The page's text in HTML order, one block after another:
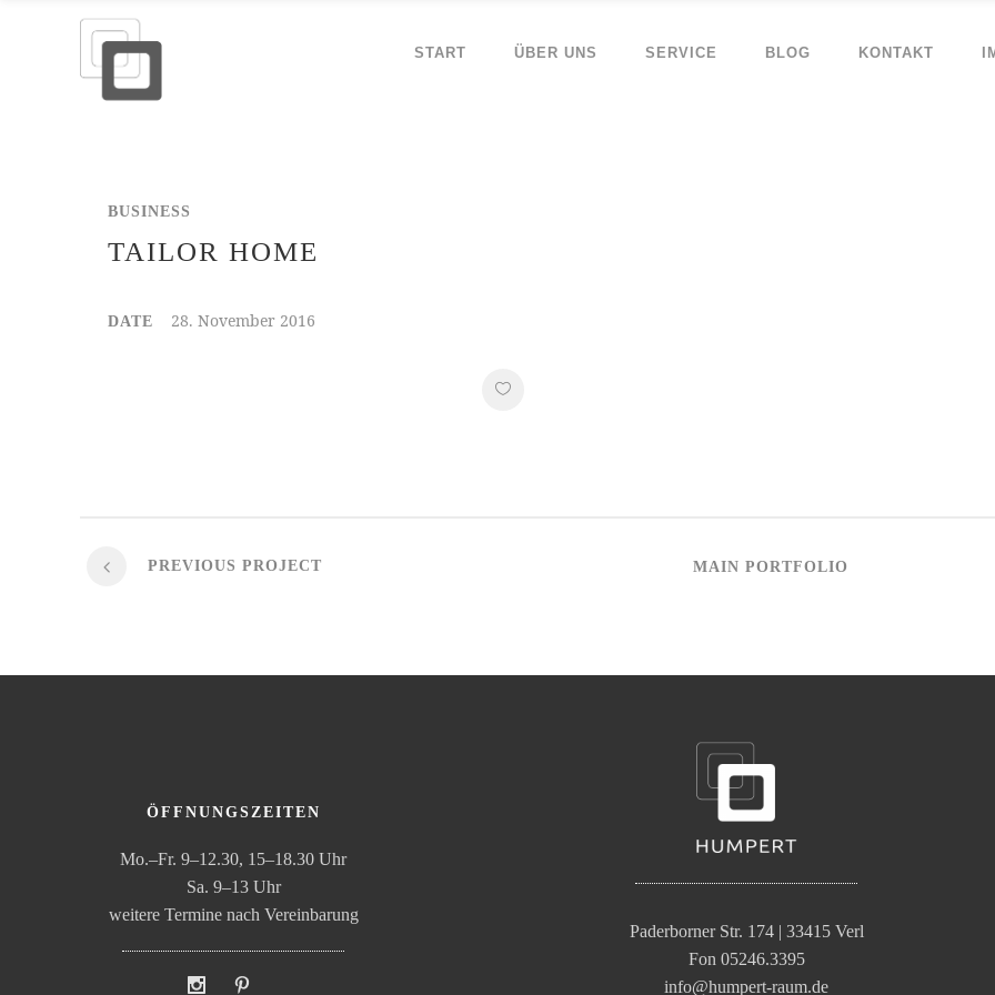
START ÜBER UNS SERVICE BLOG KONTAKT
BUSINESS
TAILOR HOME
DATE 28. November 2016
PREVIOUS PROJECT MAIN PORTFOLIO
ÖFFNUNGSZEITEN
Mo.–Fr. 9–12.30, 15–18.30 Uhr
Sa. 9–13 Uhr
weitere Termine nach Vereinbarung
Paderborner Str. 174 | 33415 Verl
Fon 05246.3395
info@humpert-raum.de